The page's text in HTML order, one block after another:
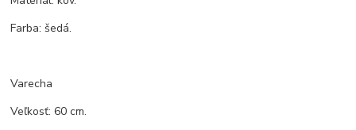
Farba: šedá.
Varecha
Veľkosť: 60 cm.